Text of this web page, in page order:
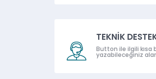
TEKNİK
Button ile ilgili kısa
yazabileceğiniz